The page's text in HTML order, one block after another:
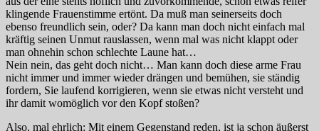
klingende Frauenstimme ertönt. Da muß man seinerseits doch
ebenso freundlich sein, oder? Da kann man doch nicht einfach mal
kräftig seinen Unmut rauslassen, wenn mal was nicht klappt oder
man ohnehin schon schlechte Laune hat…
Nein nein, das geht doch nicht… Man kann doch diese arme Frau
nicht immer und immer wieder drängen und bemühen, sie ständig
fordern, Sie laufend korrigieren, wenn sie etwas nicht versteht und
ihr damit womöglich vor den Kopf stoßen?
Also, mal ehrlich: Mit einem Gegenstand reden, ist ja schon äußerst